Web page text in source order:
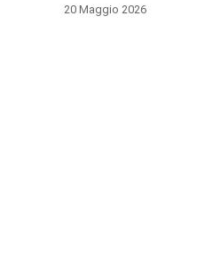
20 Maggio 2026